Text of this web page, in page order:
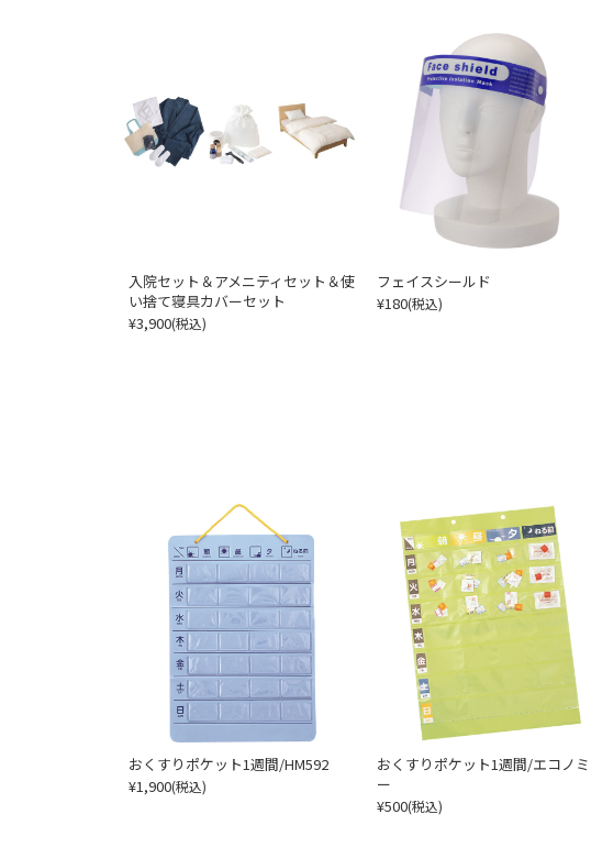
入院セット＆アメニティセット＆使
い捨て寝具カバーセット
¥3,900(税込)
フェイスシールド
¥180(税込)
おくすりポケット1週間/HM592
¥1,900(税込)
おくすりポケット1週間/エコノミ
ー
¥500(税込)